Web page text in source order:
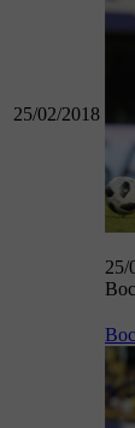
25/02/2018
25/